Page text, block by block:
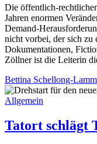
Die öffentlich-
Jahren enormen
Demand-
nicht vorbei, der sich zu
Dokumentationen,
Zöllner ist die Leiterin
Bettina Schellong-
Allgemein
Tatort schlägt